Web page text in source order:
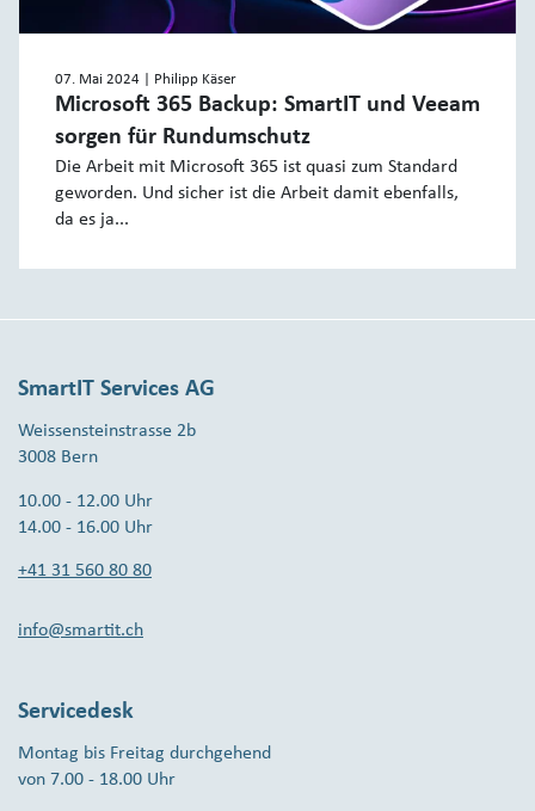
07. Mai 2024 | Philipp Käser
Microsoft 365 Backup: SmartIT und Veeam
sorgen für Rundumschutz
Die Arbeit mit Microsoft 365 ist quasi zum Standard
geworden. Und sicher ist die Arbeit damit ebenfalls,
da es ja...
SmartIT Services AG
Weissensteinstrasse 2b
3008 Bern
10.00 - 12.00 Uhr
14.00 - 16.00 Uhr
+41 31 560 80 80
info@smartit.ch
Servicedesk
Montag bis Freitag durchgehend
von 7.00 - 18.00 Uhr